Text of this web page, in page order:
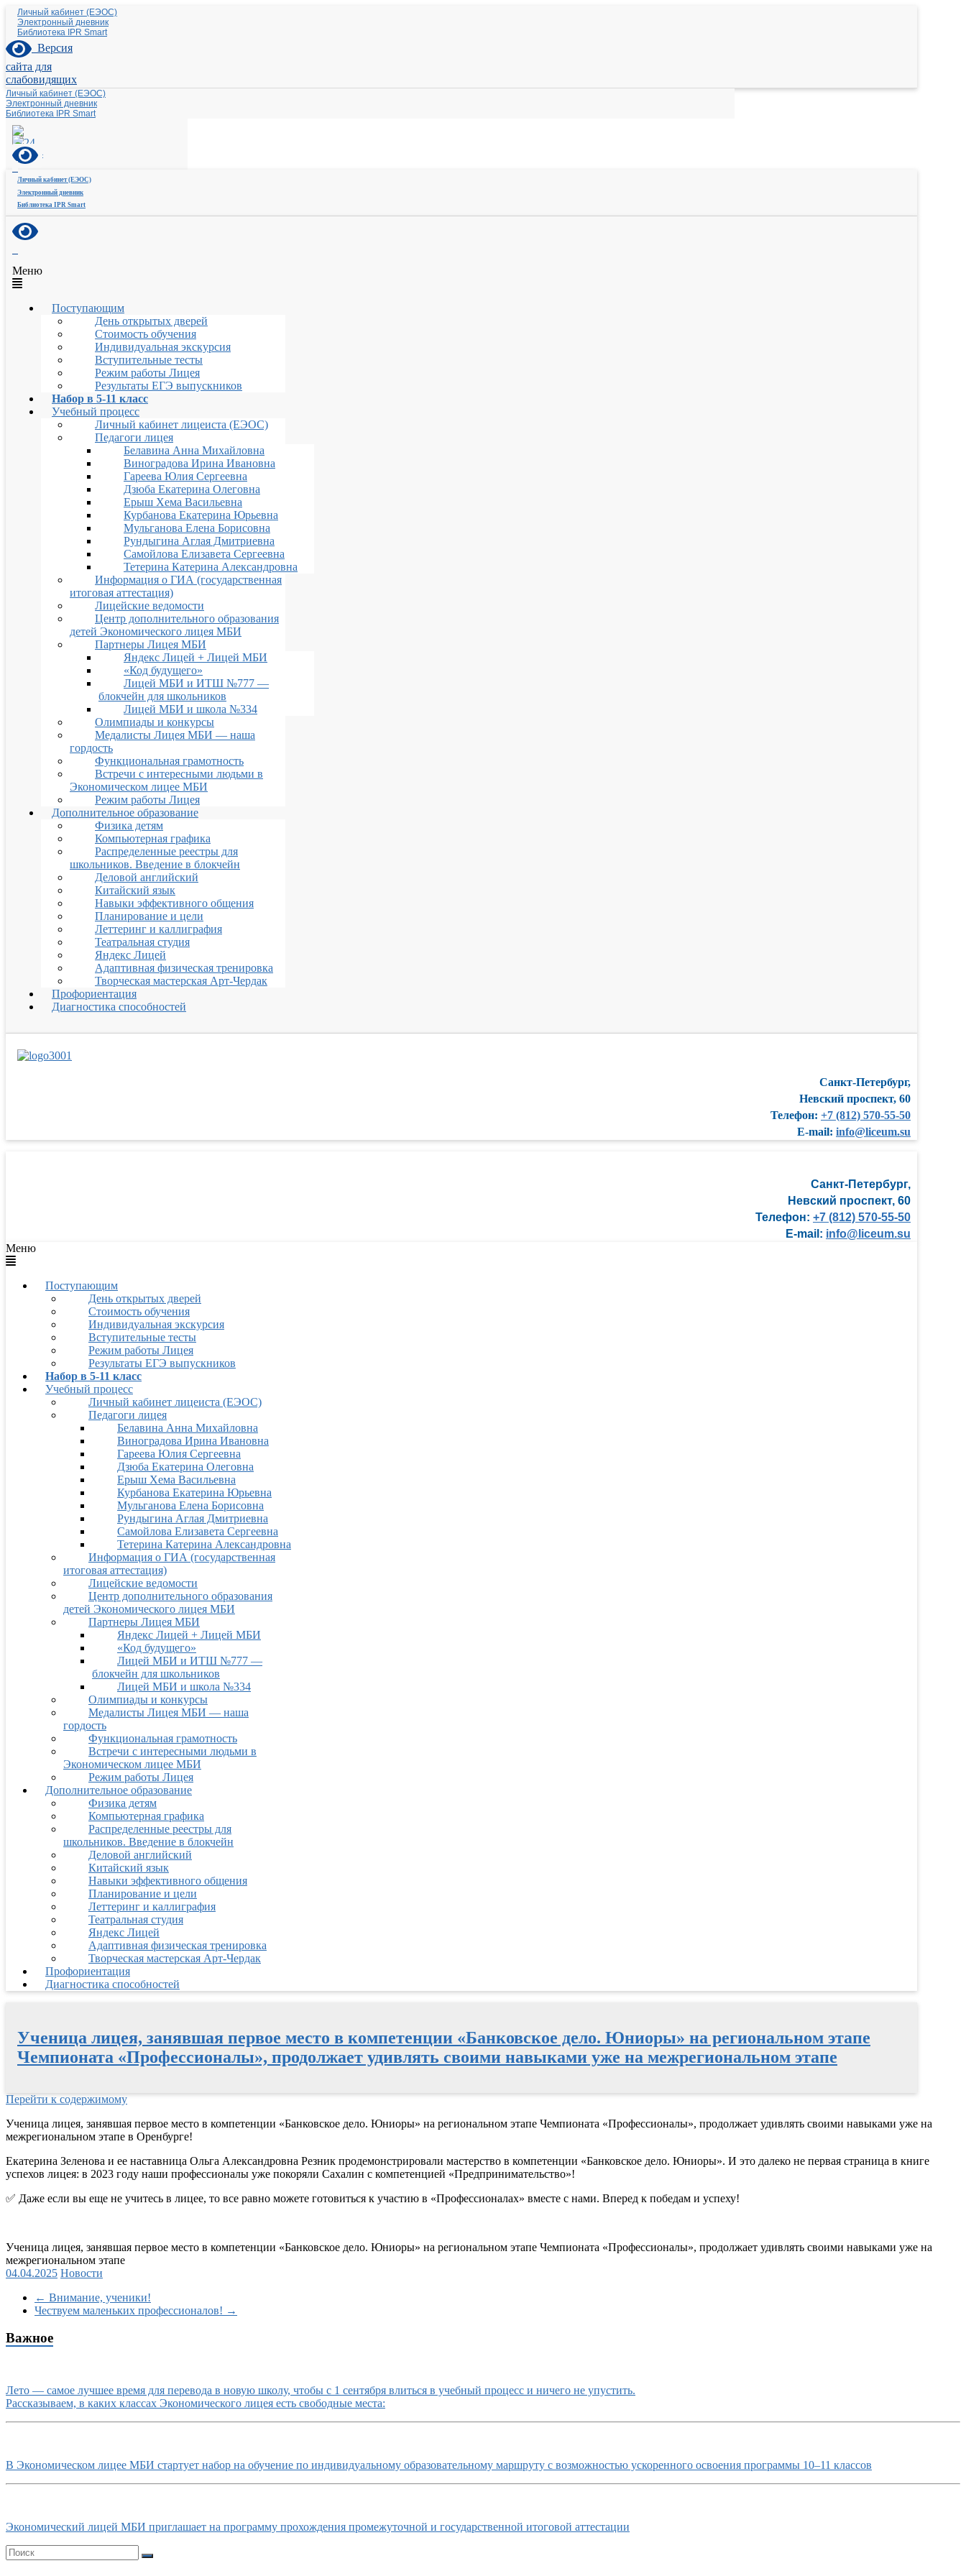
Личный кабинет (ЕЭОС)
Электронный дневник
Библиотека IPR Smart
Версия
сайта для
слабовидящих
Личный кабинет (ЕЭОС)
Электронный дневник
Библиотека IPR Smart
Личный кабинет (ЕЭОС)
Электронный дневник
Библиотека IPR Smart
Меню
Поступающим
День открытых дверей
Стоимость обучения
Индивидуальная экскурсия
Вступительные тесты
Режим работы Лицея
Результаты ЕГЭ выпускников
Набор в 5-11 класс
Учебный процесс
Личный кабинет лицеиста (ЕЭОС)
Педагоги лицея
Белавина Анна Михайловна
Виноградова Ирина Ивановна
Гареева Юлия Сергеевна
Дзюба Екатерина Олеговна
Ерыш Хема Васильевна
Курбанова Екатерина Юрьевна
Мульганова Елена Борисовна
Рундыгина Аглая Дмитриевна
Самойлова Елизавета Сергеевна
Тетерина Катерина Александровна
Информация о ГИА (государственная
итоговая аттестация)
Лицейские ведомости
Центр дополнительного образования
детей Экономического лицея МБИ
Партнеры Лицея МБИ
Яндекс Лицей + Лицей МБИ
«Код будущего»
Лицей МБИ и ИТШ №777 —
блокчейн для школьников
Лицей МБИ и школа №334
Олимпиады и конкурсы
Медалисты Лицея МБИ — наша
гордость
Функциональная грамотность
Встречи с интересными людьми в
Экономическом лицее МБИ
Режим работы Лицея
Дополнительное образование
Физика детям
Компьютерная графика
Распределенные реестры для
школьников. Введение в блокчейн
Деловой английский
Китайский язык
Навыки эффективного общения
Планирование и цели
Леттеринг и каллиграфия
Театральная студия
Яндекс Лицей
Адаптивная физическая тренировка
Творческая мастерская Арт-Чердак
Профориентация
Диагностика способностей
Санкт-Петербург,
Невский проспект, 60
Телефон: +7 (812) 570-55-50
E-mail: info@liceum.su
Санкт-Петербург,
Невский проспект, 60
Телефон: +7 (812) 570-55-50
E-mail: info@liceum.su
Меню
Поступающим
День открытых дверей
Стоимость обучения
Индивидуальная экскурсия
Вступительные тесты
Режим работы Лицея
Результаты ЕГЭ выпускников
Набор в 5-11 класс
Учебный процесс
Личный кабинет лицеиста (ЕЭОС)
Педагоги лицея
Белавина Анна Михайловна
Виноградова Ирина Ивановна
Гареева Юлия Сергеевна
Дзюба Екатерина Олеговна
Ерыш Хема Васильевна
Курбанова Екатерина Юрьевна
Мульганова Елена Борисовна
Рундыгина Аглая Дмитриевна
Самойлова Елизавета Сергеевна
Тетерина Катерина Александровна
Информация о ГИА (государственная
итоговая аттестация)
Лицейские ведомости
Центр дополнительного образования
детей Экономического лицея МБИ
Партнеры Лицея МБИ
Яндекс Лицей + Лицей МБИ
«Код будущего»
Лицей МБИ и ИТШ №777 —
блокчейн для школьников
Лицей МБИ и школа №334
Олимпиады и конкурсы
Медалисты Лицея МБИ — наша
гордость
Функциональная грамотность
Встречи с интересными людьми в
Экономическом лицее МБИ
Режим работы Лицея
Дополнительное образование
Физика детям
Компьютерная графика
Распределенные реестры для
школьников. Введение в блокчейн
Деловой английский
Китайский язык
Навыки эффективного общения
Планирование и цели
Леттеринг и каллиграфия
Театральная студия
Яндекс Лицей
Адаптивная физическая тренировка
Творческая мастерская Арт-Чердак
Профориентация
Диагностика способностей
Ученица лицея, занявшая первое место в компетенции «Банковское дело. Юниоры» на региональном этапе
Чемпионата «Профессионалы», продолжает удивлять своими навыками уже на межрегиональном этапе
Перейти к содержимому
Ученица лицея, занявшая первое место в компетенции «Банковское дело. Юниоры» на региональном этапе Чемпионата «Профессионалы», продолжает удивлять своими навыками уже на
межрегиональном этапе в Оренбурге!
Екатерина Зеленова и ее наставница Ольга Александровна Резник продемонстрировали мастерство в компетенции «Банковское дело. Юниоры». И это далеко не первая страница в книге
успехов лицея: в 2023 году наши профессионалы уже покоряли Сахалин с компетенцией «Предпринимательство»!
✅ Даже если вы еще не учитесь в лицее, то все равно можете готовиться к участию в «Профессионалах» вместе с нами. Вперед к победам и успеху!
Ученица лицея, занявшая первое место в компетенции «Банковское дело. Юниоры» на региональном этапе Чемпионата «Профессионалы», продолжает удивлять своими навыками уже на
межрегиональном этапе
04.04.2025 Новости
← Внимание, ученики!
Чествуем маленьких профессионалов! →
Важное
Лето — самое лучшее время для перевода в новую школу, чтобы с 1 сентября влиться в учебный процесс и ничего не упустить.
Рассказываем, в каких классах Экономического лицея есть свободные места:
В Экономическом лицее МБИ стартует набор на обучение по индивидуальному образовательному маршруту с возможностью ускоренного освоения программы 10–11 классов
Экономический лицей МБИ приглашает на программу прохождения промежуточной и государственной итоговой аттестации